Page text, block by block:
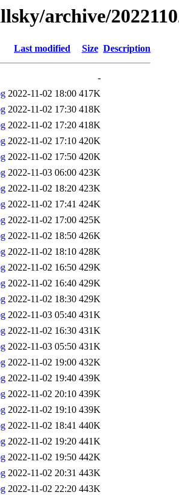
archive/
Last modified Size Description
-
2022-11-02 18:00 417K
2022-11-02 17:30 418K
2022-11-02 17:20 418K
2022-11-02 17:10 420K
2022-11-02 17:50 420K
2022-11-03 06:00 423K
2022-11-02 18:20 423K
2022-11-02 17:41 424K
2022-11-02 17:00 425K
2022-11-02 18:50 426K
2022-11-02 18:10 428K
2022-11-02 16:50 429K
2022-11-02 16:40 429K
2022-11-02 18:30 429K
2022-11-03 05:40 431K
2022-11-02 16:30 431K
2022-11-03 05:50 431K
2022-11-02 19:00 432K
2022-11-02 19:40 439K
2022-11-02 20:10 439K
2022-11-02 19:10 439K
2022-11-02 18:41 440K
2022-11-02 19:20 441K
2022-11-02 19:50 442K
2022-11-02 20:31 443K
2022-11-02 22:20 443K